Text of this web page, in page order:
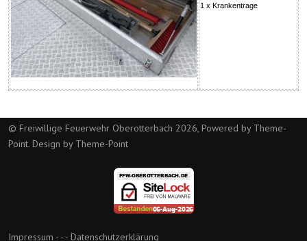
1 x Krankentrage
© Freiwillige Feuerwehr Oberotterbach 2026, Powered by Theme-
Point. Design by Theme-Point
Impressum - - - Datenschutzerklärung